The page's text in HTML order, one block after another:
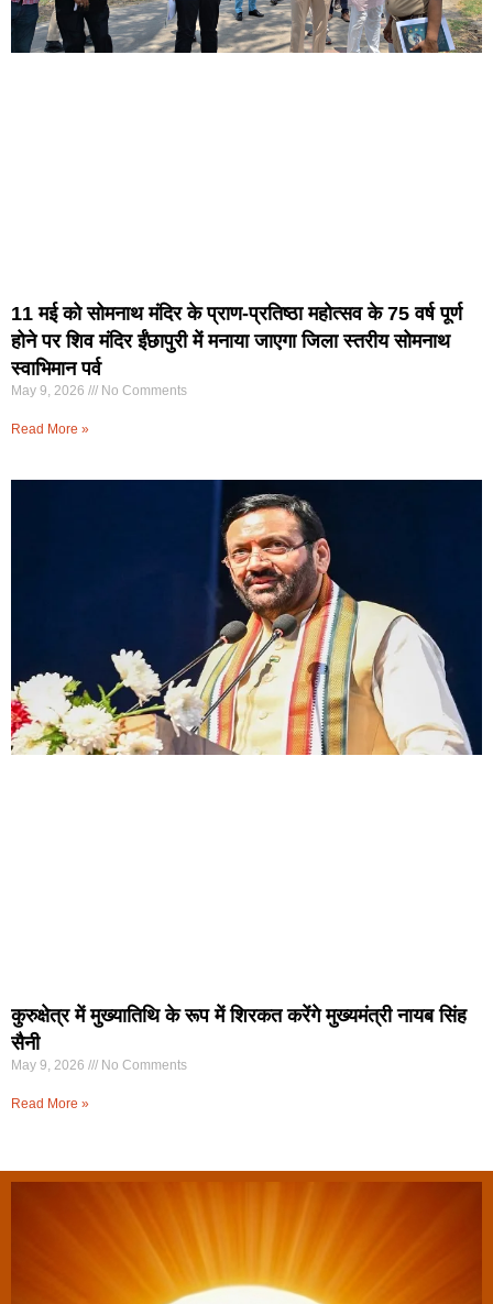
11 मई को सोमनाथ मंदिर के प्राण-प्रतिष्ठा महोत्सव के 75 वर्ष पूर्ण
होने पर शिव मंदिर ईंछापुरी में मनाया जाएगा जिला स्तरीय सोमनाथ
स्वाभिमान पर्व
May 9, 2026 No Comments
Read More »
कुरुक्षेत्र में मुख्यातिथि के रूप में शिरकत करेंगे मुख्यमंत्री नायब सिंह
सैनी
May 9, 2026 No Comments
Read More »